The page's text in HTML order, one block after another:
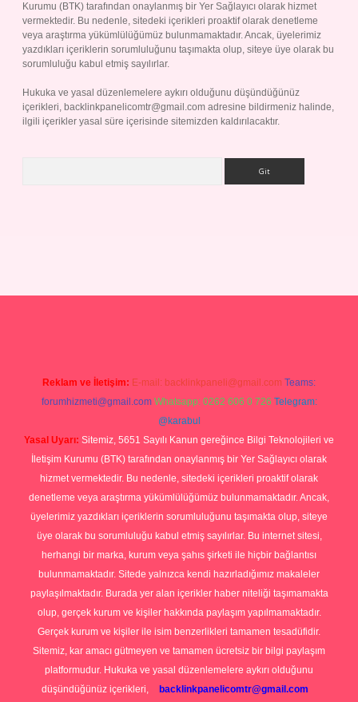
Kurumu (BTK) tarafından onaylanmış bir Yer Sağlayıcı olarak hizmet
vermektedir. Bu nedenle, sitedeki içerikleri proaktif olarak denetleme
veya araştırma yükümlülüğümüz bulunmamaktadır. Ancak, üyelerimiz
yazdıkları içeriklerin sorumluluğunu taşımakta olup, siteye üye olarak bu
sorumluluğu kabul etmiş sayılırlar.
Hukuka ve yasal düzenlemelere aykırı olduğunu düşündüğünüz
içerikleri, backlinkpanelicomtr@gmail.com adresine bildirmeniz halinde,
ilgili içerikler yasal süre içerisinde sitemizden kaldırılacaktır.
Reklam ve İletişim: E-mail: backlinkpaneli@gmail.com Teams:
forumhizmeti@gmail.com Whatsapp: 0262 606 0 726 Telegram:
@karabul
Yasal Uyarı: Sitemiz, 5651 Sayılı Kanun gereğince Bilgi Teknolojileri ve
İletişim Kurumu (BTK) tarafından onaylanmış bir Yer Sağlayıcı olarak
hizmet vermektedir. Bu nedenle, sitedeki içerikleri proaktif olarak
denetleme veya araştırma yükümlülüğümüz bulunmamaktadır. Ancak,
üyelerimiz yazdıkları içeriklerin sorumluluğunu taşımakta olup, siteye
üye olarak bu sorumluluğu kabul etmiş sayılırlar. Bu internet sitesi,
herhangi bir marka, kurum veya şahıs şirketi ile hiçbir bağlantısı
bulunmamaktadır. Sitede yalnızca kendi hazırladığımız makaleler
paylaşılmaktadır. Burada yer alan içerikler haber niteliği taşımamakta
olup, gerçek kurum ve kişiler hakkında paylaşım yapılmamaktadır.
Gerçek kurum ve kişiler ile isim benzerlikleri tamamen tesadüfidir.
Sitemiz, kar amacı gütmeyen ve tamamen ücretsiz bir bilgi paylaşım
platformudur. Hukuka ve yasal düzenlemelere aykırı olduğunu
düşündüğünüz içerikleri,
backlinkpanelicomtr@gmail.com